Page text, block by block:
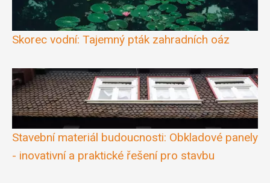
Skorec vodní: Tajemný pták zahradních oáz
Stavební materiál budoucnosti: Obkladové panely
- inovativní a praktické řešení pro stavbu